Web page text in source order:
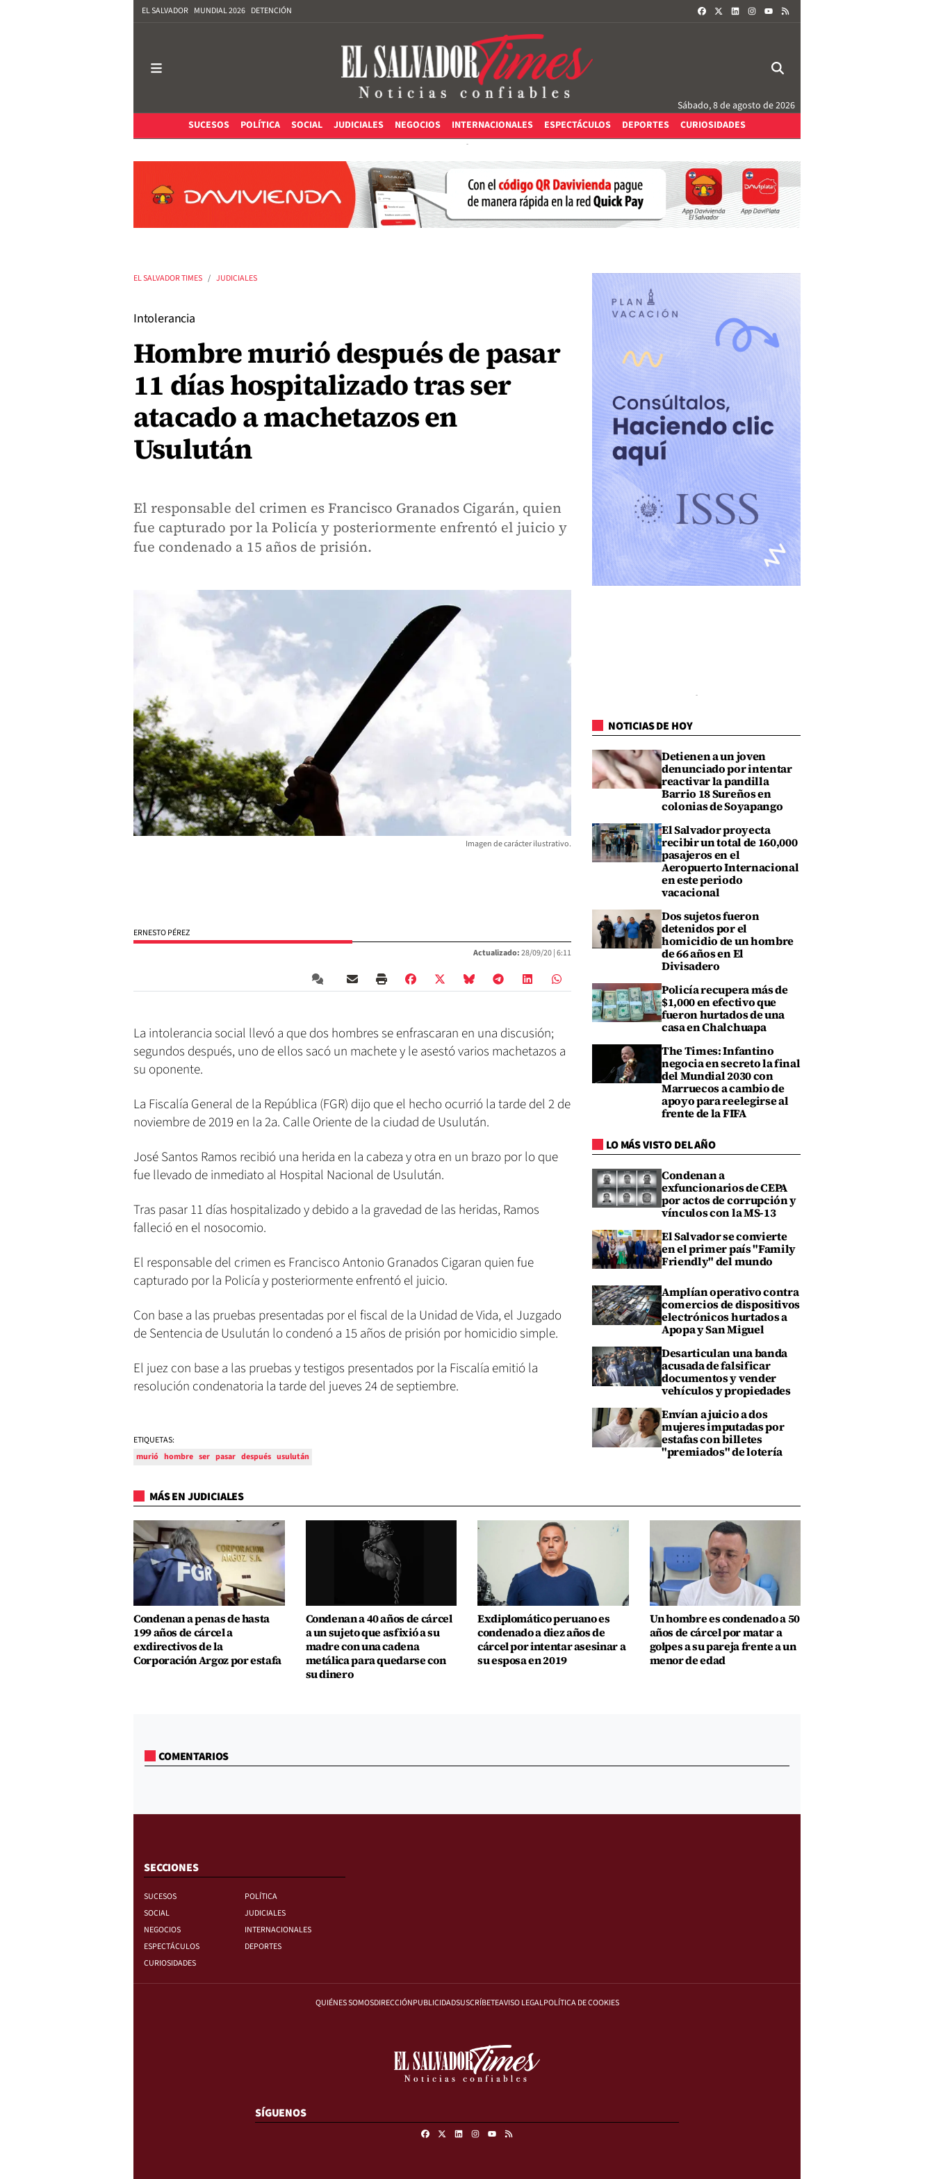
EL SALVADOR MUNDIAL 2026 DETENCIÓN FACEBOOKLINKEDININSTAGRAM
Sábado, 8 de agosto de 2026
SUCESOS
POLÍTICA SOCIAL JUDICIALES NEGOCIOS INTERNACIONALES ESPECTÁCULOS DEPORTES CURIOSIDADES
EL SALVADOR TIMES JUDICIALES
Intolerancia
Hombre murió después de pasar
11 días hospitalizado tras ser
atacado a machetazos en
Usulután
El responsable del crimen es Francisco Granados Cigarán, quien
fue capturado por la Policía y posteriormente enfrentó el juicio y
fue condenado a 15 años de prisión.
Imagen de carácter ilustrativo.
ERNESTO PÉREZ
Actualizado:28/09/20 | 6:11
La intolerancia social llevó a que dos hombres se enfrascaran en una discusión;
segundos después, uno de ellos sacó un machete y le asestó varios machetazos a
su oponente.
La Fiscalía General de la República (FGR) dijo que el hecho ocurrió la tarde del 2 de
noviembre de 2019 en la 2a. Calle Oriente de la ciudad de Usulután.
José Santos Ramos recibió una herida en la cabeza y otra en un brazo por lo que
fue llevado de inmediato al Hospital Nacional de Usulután.
Tras pasar 11 días hospitalizado y debido a la gravedad de las heridas, Ramos
falleció en el nosocomio.
El responsable del crimen es Francisco Antonio Granados Cigaran quien fue
capturado por la Policía y posteriormente enfrentó el juicio.
Con base a las pruebas presentadas por el fiscal de la Unidad de Vida, el Juzgado
de Sentencia de Usulután lo condenó a 15 años de prisión por homicidio simple.
El juez con base a las pruebas y testigos presentados por la Fiscalía emitió la
resolución condenatoria la tarde del jueves 24 de septiembre.
ETIQUETAS:
murió hombre ser pasar después usulután
NOTICIAS DE HOY
Detienen a un joven
denunciado por intentar
reactivar la pandilla
Barrio 18 Sureños en
colonias de Soyapango
El Salvador proyecta
recibir un total de 160,000
pasajeros en el
Aeropuerto Internacional
en este periodo
vacacional
Dos sujetos fueron
detenidos por el
homicidio de un hombre
de 66 años en El
Divisadero
Policía recupera más de
$1,000 en efectivo que
fueron hurtados de una
casa en Chalchuapa
The Times: Infantino
negocia en secreto la final
del Mundial 2030 con
Marruecos a cambio de
apoyo para reelegirse al
frente de la FIFA
LO MÁS VISTO DEL AÑO
Condenan a
exfuncionarios de CEPA
por actos de corrupción y
vínculos con la MS-13
El Salvador se convierte
en el primer país "Family
Friendly" del mundo
Amplían operativo contra
comercios de dispositivos
electrónicos hurtados a
Apopa y San Miguel
Desarticulan una banda
acusada de falsificar
documentos y vender
vehículos y propiedades
Envían a juicio a dos
mujeres imputadas por
estafas con billetes
"premiados" de lotería
MÁS EN JUDICIALES
Condenan a penas de hasta
199 años de cárcel a
exdirectivos de la
Corporación Argoz por estafa
Condenan a 40 años de cárcel
a un sujeto que asfixió a su
madre con una cadena
metálica para quedarse con
su dinero
Exdiplomático peruano es
condenado a diez años de
cárcel por intentar asesinar a
su esposa en 2019
Un hombre es condenado a 50
años de cárcel por matar a
golpes a su pareja frente a un
menor de edad
COMENTARIOS
SECCIONES
SUCESOS
POLÍTICA
SOCIAL
JUDICIALES
NEGOCIOS
INTERNACIONALES
ESPECTÁCULOS
DEPORTES
CURIOSIDADES
QUIÉNES SOMOSDIRECCIÓNPUBLICIDADSUSCRÍBETEAVISO LEGALPOLÍTICA DE COOKIES
SÍGUENOS
FacebookLinkedinInstagram